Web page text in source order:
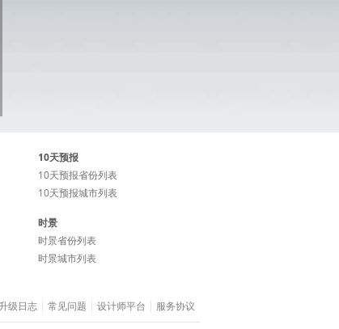
10天预报
10天预报省份列表
10天预报城市列表
时景
时景省份列表
时景城市列表
升级日志 常见问题 设计师平台 服务协议